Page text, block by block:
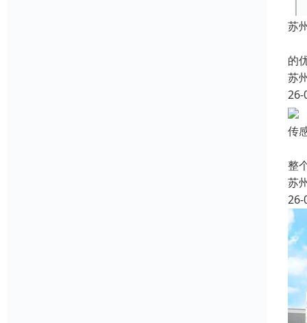
苏
的
苏
26-
传
整
苏
26-